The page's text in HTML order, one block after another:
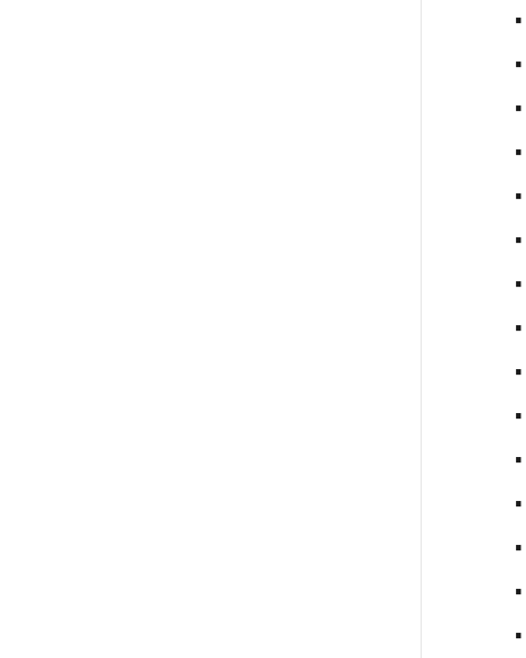
•
•
•
•
•
•
•
•
•
•
•
•
•
•
•